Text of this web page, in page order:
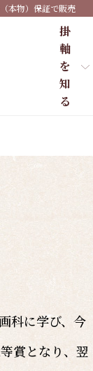
本物）保証で販売
掛
軸
を
知
る
科に学び、今
賞となり、翌